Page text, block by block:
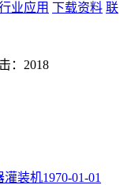
业应用 下载资料 联
：2018
灌装机1970-01-01